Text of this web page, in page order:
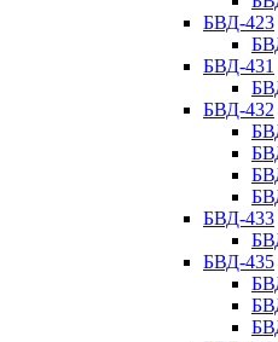
БВД-423
БВД-431
БВД-432
БВД-433
БВД-435